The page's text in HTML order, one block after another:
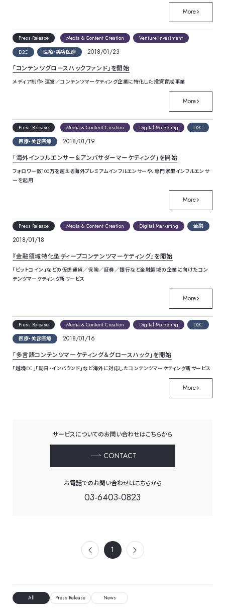
All Press Release News
More
Press Release Media & Content Creation
Venture Investment
D2C
医療・美容医療
2018/01/23
「コンテンツグロースハックファンド」を開始
メディア制作・運営／コンテンツマーケティング企業に特化した投資育成事業
More
Press Release Media & Content Creation Digital Marketing
D2C
医療・美容医療
2018/01/19
「海外インフルエンサー＆アンバサダーマーケティング」を開始
フォロワー数100万を超える海外プレミアムインフルエンサーや、専門家型インフルエンサ
ーを起用
More
Press Release Media & Content Creation Digital Marketing 金融
2018/01/18
『金融領域特化型ディープコンテンツマーケティング』を開始
「ビットコイン」などの仮想通貨／保険／証券／銀行など金融領域の企業に向けたコン
テンツマーケティング新サービス
More
Press Release Media & Content Creation Digital Marketing
D2C
医療・美容医療
2018/01/16
「多言語コンテンツマーケティング＆グロースハック」を開始
「越境EC」「訪日・インバウンド」など海外に対応したコンテンツマーケティング新サービス
More
サービスについてのお問い合わせはこちらから
CONTACT
お電話でのお問い合わせはこちらから
03-6403-0823
1